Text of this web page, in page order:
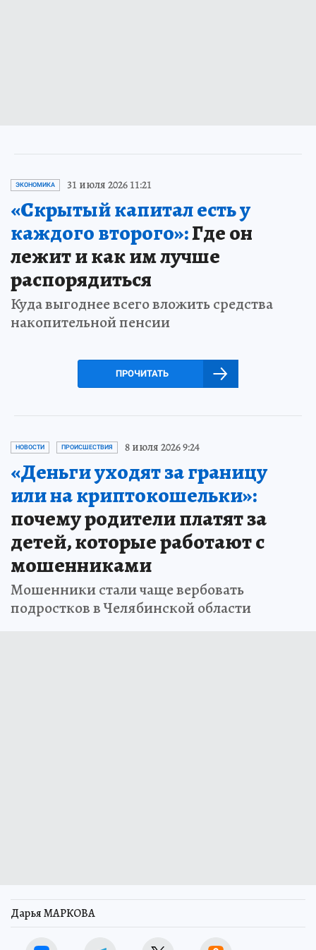
ЭКОНОМИКА 31 июля 2026 11:21
«Скрытый капитал есть у
каждого второго»:Где он
лежит и как им лучше
распорядиться
Куда выгоднее всего вложить средства
накопительной пенсии
ПРОЧИТАТЬ
НОВОСТИ ПРОИСШЕСТВИЯ 8 июля 2026 9:24
«Деньги уходят за границу
или на криптокошельки»:
почему родители платят за
детей, которые работают с
мошенниками
Мошенники стали чаще вербовать
подростков в Челябинской области
Дарья МАРКОВА